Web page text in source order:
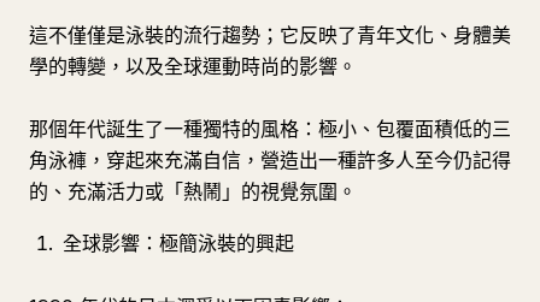
這不僅僅是泳裝的流行趨勢；它反映了青年文化、身體美
學的轉變，以及全球運動時尚的影響。
那個年代誕生了一種獨特的風格：極小、包覆面積低的三
角泳褲，穿起來充滿自信，營造出一種許多人至今仍記得
的、充滿活力或「熱鬧」的視覺氛圍。
全球影響：極簡泳裝的興起